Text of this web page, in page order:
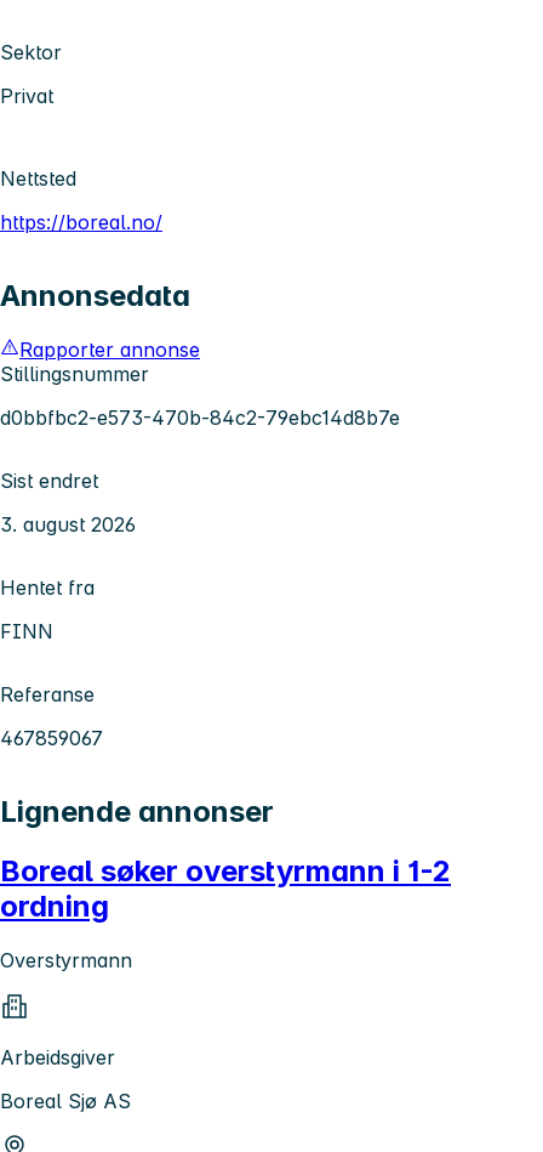
Sektor
Privat
Nettsted
https://boreal.no/
Annonsedata
Rapporter annonse
Stillingsnummer
d0bbfbc2-e573-470b-84c2-79ebc14d8b7e
Sist endret
3. august 2026
Hentet fra
FINN
Referanse
467859067
Lignende annonser
Boreal søker overstyrmann i 1-2
ordning
Overstyrmann
Arbeidsgiver
Boreal Sjø AS